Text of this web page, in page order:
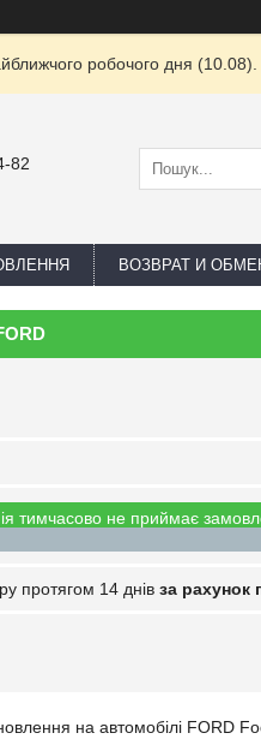
робочого дня (10.08).
82
ВОЗВРАТ И
тимчасово не приймає
протягом 14 днів за рахунок
на автомобілі FORD